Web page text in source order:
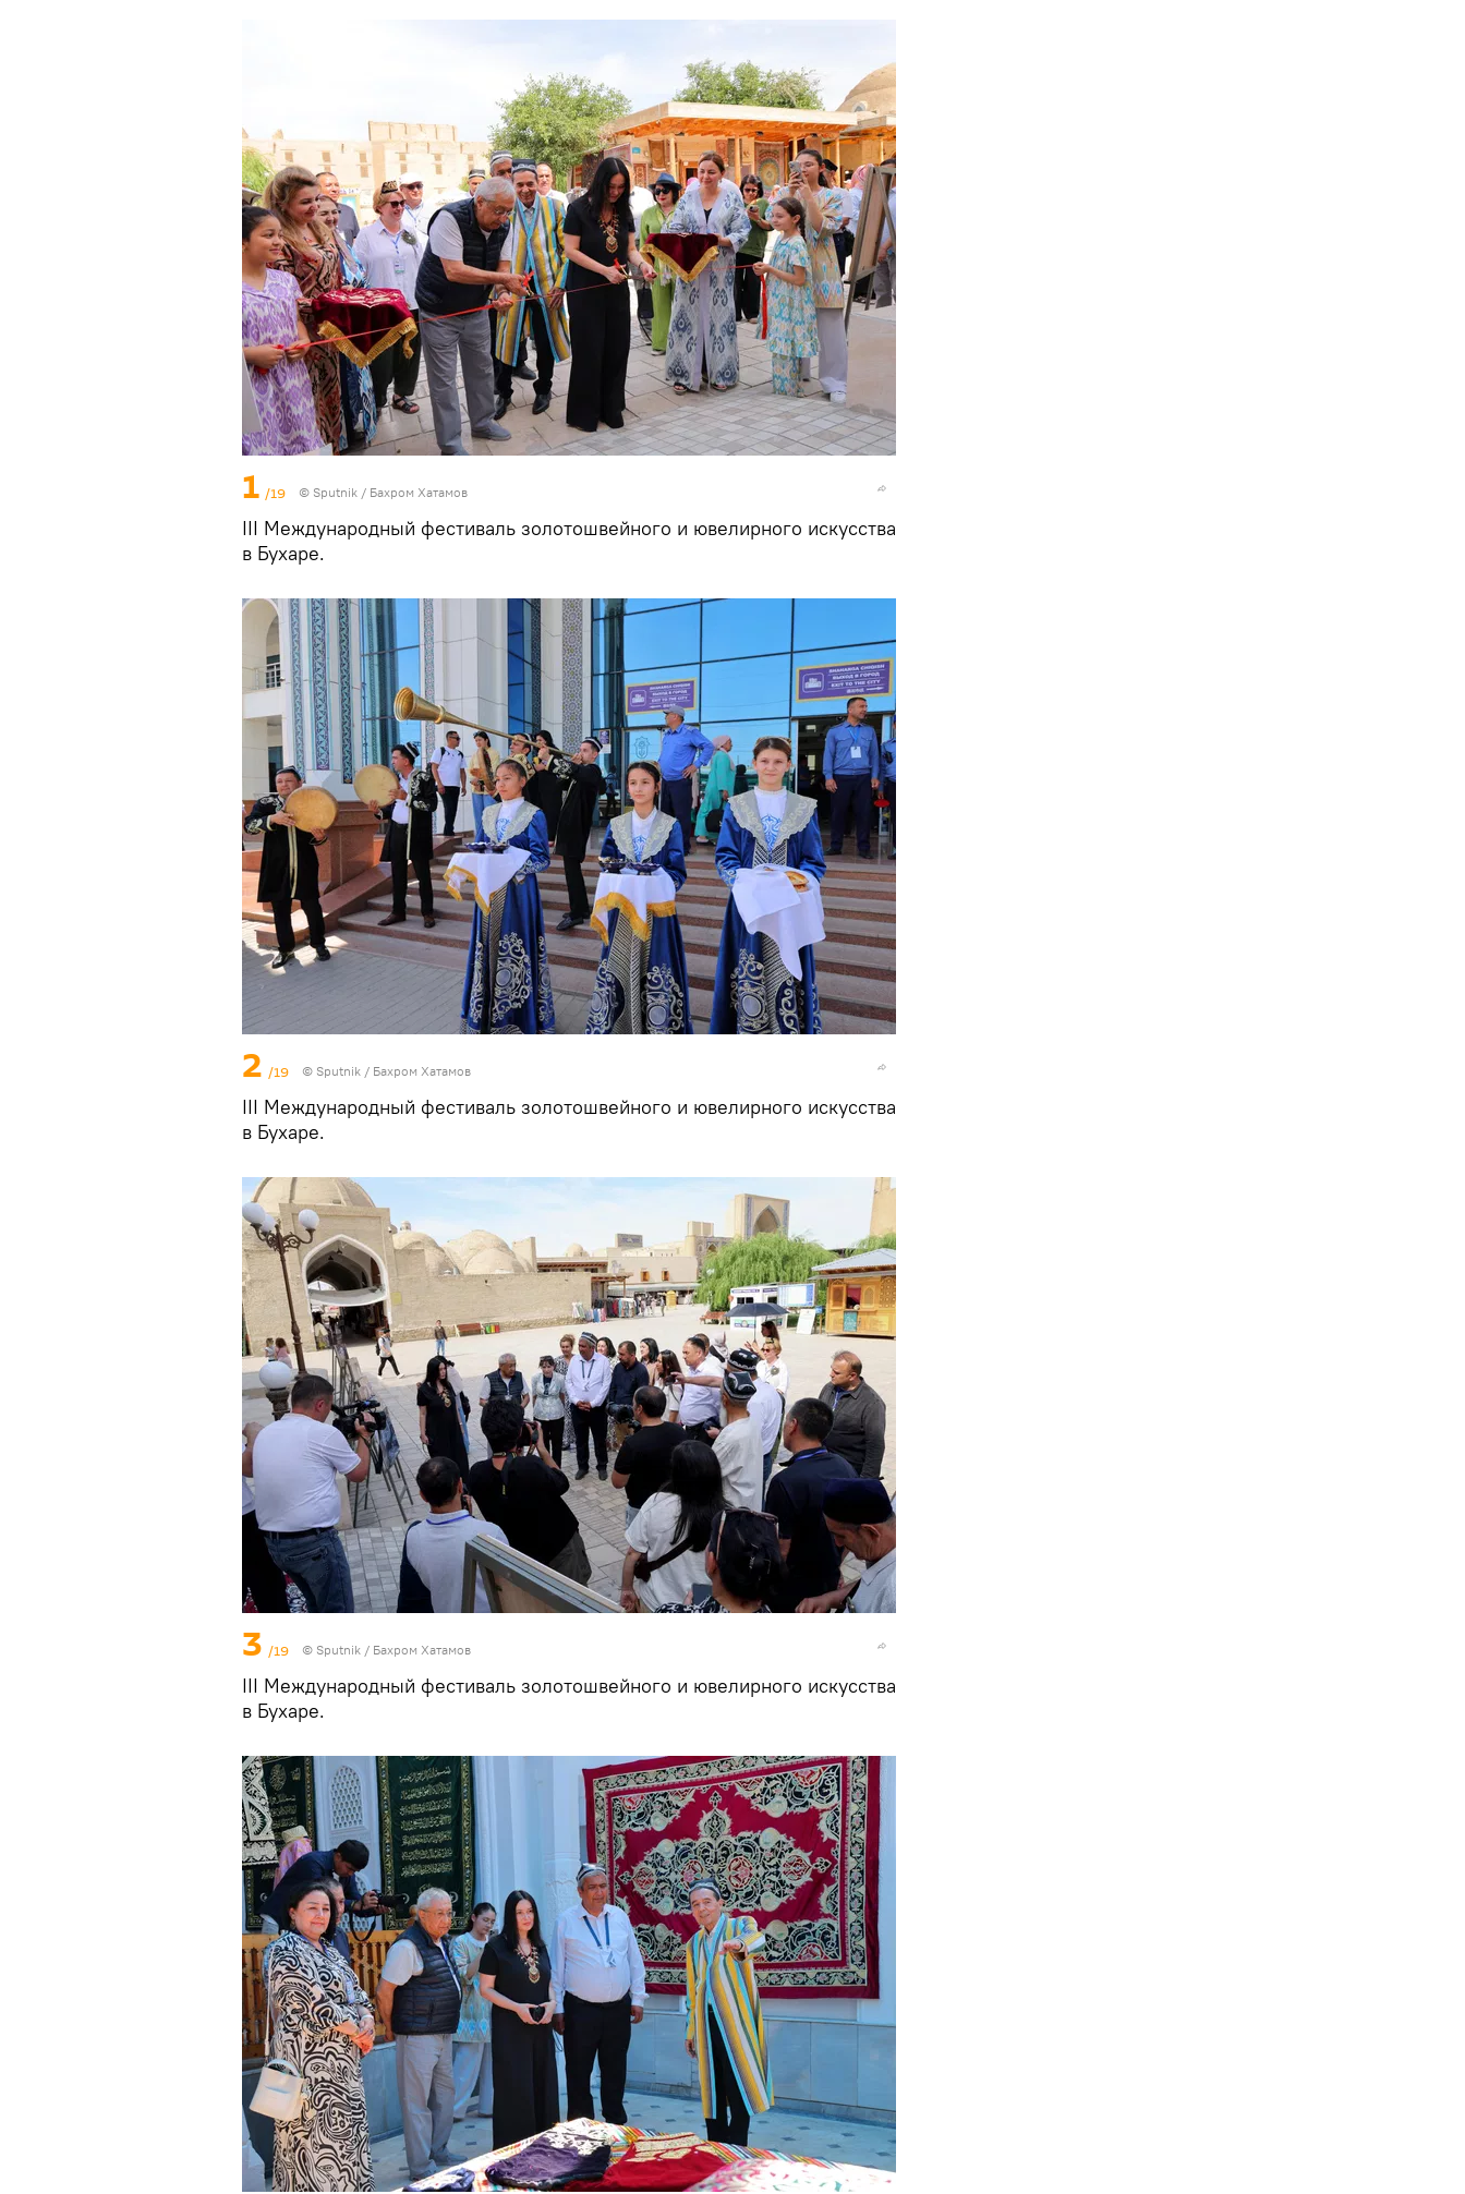
1 /19 © Sputnik / Бахром Хатамов
III Международный фестиваль золотошвейного и ювелирного искусства
в Бухаре.
2 /19 © Sputnik / Бахром Хатамов
III Международный фестиваль золотошвейного и ювелирного искусства
в Бухаре.
3 /19 © Sputnik / Бахром Хатамов
III Международный фестиваль золотошвейного и ювелирного искусства
в Бухаре.